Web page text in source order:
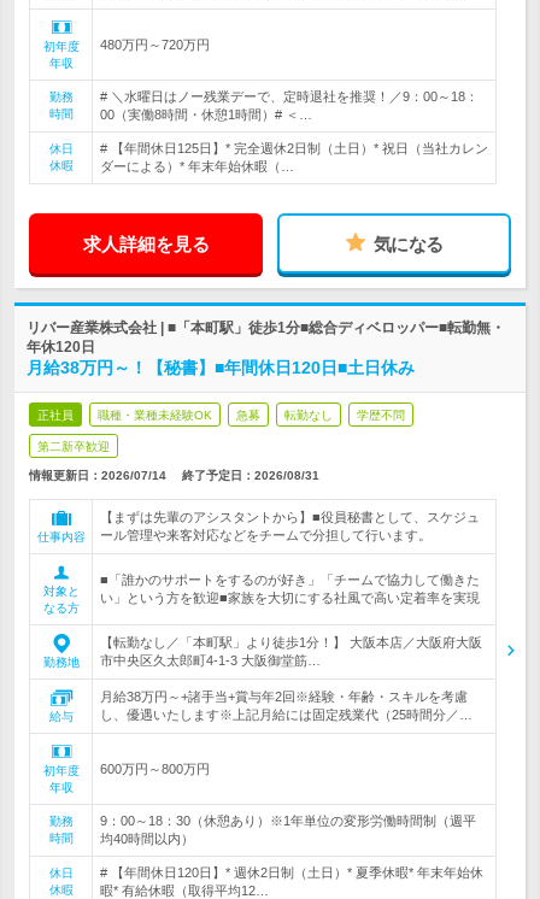
初年度
年収
480万円～720万円
勤務
時間
# ＼水曜日はノー残業デーで、定時退社を推奨！／9：00～18：
00（実働8時間・休憩1時間）# ＜…
休日
休暇
# 【年間休日125日】* 完全週休2日制（土日）* 祝日（当社カレン
ダーによる）* 年末年始休暇（…
求人詳細を見る 気になる
リバー産業株式会社 | ■「本町駅」徒歩1分■総合ディベロッパー■転勤無・
年休120日
月給38万円～！【秘書】■年間休日120日■土日休み
正社員 職種・業種未経験OK 急募 転勤なし 学歴不問
第二新卒歓迎
情報更新日：2026/07/14 終了予定日： 2026/08/31
仕事内容
【まずは先輩のアシスタントから】■役員秘書として、スケジュ
ール管理や来客対応などをチームで分担して行います。
対象と
なる方
■「誰かのサポートをするのが好き」「チームで協力して働きた
い」という方を歓迎■家族を大切にする社風で高い定着率を実現
勤務地
【転勤なし／「本町駅」より徒歩1分！】 大阪本店／大阪府大阪
市中央区久太郎町4-1-3 大阪御堂筋…
給与
月給38万円～+諸手当+賞与年2回※経験・年齢・スキルを考慮
し、優遇いたします※上記月給には固定残業代（25時間分／…
初年度
年収
600万円～800万円
勤務
時間
9：00～18：30（休憩あり）※1年単位の変形労働時間制（週平
均40時間以内）
休日
休暇
# 【年間休日120日】* 週休2日制（土日）* 夏季休暇* 年末年始休
暇* 有給休暇（取得平均12…